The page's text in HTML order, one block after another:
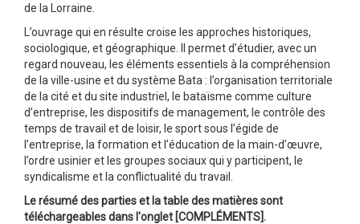
de la Lorraine.
L’ouvrage qui en résulte croise les approches historiques,
sociologique, et géographique. Il permet d’étudier, avec un
regard nouveau, les éléments essentiels à la compréhension
de la ville-usine et du système Bata : l’organisation territoriale
de la cité et du site industriel, le bataïsme comme culture
d’entreprise, les dispositifs de management, le contrôle des
temps de travail et de loisir, le sport sous l’égide de
l’entreprise, la formation et l’éducation de la main-d’œuvre,
l’ordre usinier et les groupes sociaux qui y participent, le
syndicalisme et la conflictualité du travail.
Le résumé des parties et la table des matières sont
téléchargeables dans l'onglet [COMPLÉMENTS].